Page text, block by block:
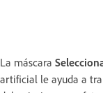
La máscara
artificial le ayuda a